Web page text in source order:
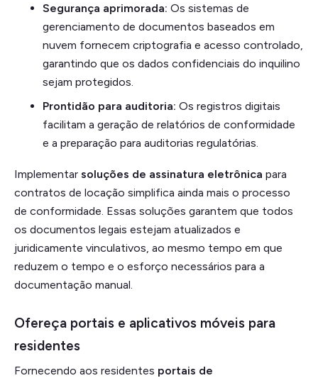
Segurança aprimorada: Os sistemas de
gerenciamento de documentos baseados em
nuvem fornecem criptografia e acesso controlado,
garantindo que os dados confidenciais do inquilino
sejam protegidos.
Prontidão para auditoria: Os registros digitais
facilitam a geração de relatórios de conformidade
e a preparação para auditorias regulatórias.
Implementar soluções de assinatura eletrônica para
contratos de locação simplifica ainda mais o processo
de conformidade. Essas soluções garantem que todos
os documentos legais estejam atualizados e
juridicamente vinculativos, ao mesmo tempo em que
reduzem o tempo e o esforço necessários para a
documentação manual.
Ofereça portais e aplicativos móveis para
residentes
Fornecendo aos residentes portais de